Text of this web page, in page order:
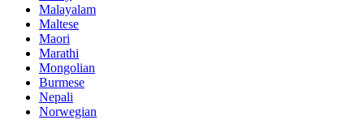
Malayalam
Maltese
Maori
Marathi
Mongolian
Burmese
Nepali
Norwegian